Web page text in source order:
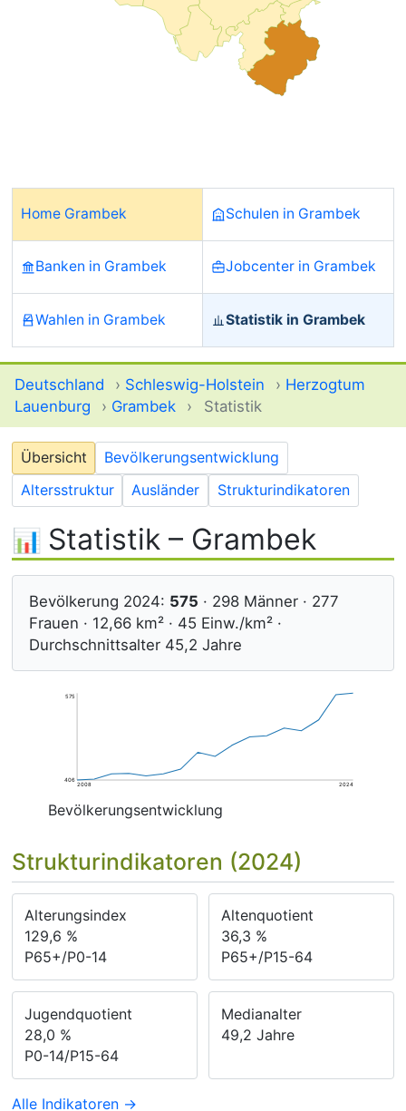
Home Grambek Schulen in Grambek
Banken in Grambek Jobcenter in Grambek
Wahlen in Grambek Statistik in Grambek
Deutschland › Schleswig-Holstein › Herzogtum
Lauenburg
› Grambek › Statistik
Übersicht
Bevölkerungsentwicklung
Altersstruktur
Ausländer Strukturindikatoren
Statistik – Grambek
Bevölkerung 2024: 575 · 298 Männer · 277
Frauen · 12,66 km² · 45 Einw./km² ·
Durchschnittsalter 45,2 Jahre
406
575
2008 2024
Bevölkerungsentwicklung
Strukturindikatoren (2024)
Alterungsindex
129,6 %
P65+/P0-14
Altenquotient
36,3 %
P65+/P15-64
Jugendquotient
28,0 %
P0-14/P15-64
Medianalter
49,2 Jahre
Alle Indikatoren →